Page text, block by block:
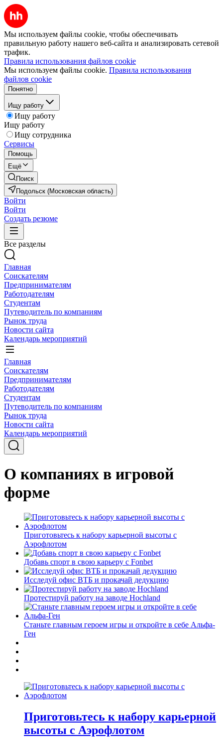
Мы используем файлы cookie, чтобы обеспечивать
правильную работу нашего веб-сайта и анализировать сетевой
трафик.
Правила использования файлов cookie
Мы используем файлы cookie. Правила использования
файлов cookie
Понятно
Ищу работу
Ищу работу
Ищу работу
Ищу сотрудника
Сервисы
Помощь
Ещё
Поиск
Подольск (Московская область)
Войти
Войти
Создать резюме
Все разделы
Главная
Соискателям
Предпринимателям
Работодателям
Студентам
Путеводитель по компаниям
Рынок труда
Новости сайта
Календарь мероприятий
Главная
Соискателям
Предпринимателям
Работодателям
Студентам
Путеводитель по компаниям
Рынок труда
Новости сайта
Календарь мероприятий
О компаниях в игровой
форме
Приготовьтесь к набору карьерной высоты с
Аэрофлотом
Добавь спорт в свою карьеру с Fonbet
Исследуй офис ВТБ и прокачай дедукцию
Протестируй работу на заводе Hochland
Станьте главным героем игры и откройте в себе Альфа-
Ген
Приготовьтесь к набору карьерной
высоты с Аэрофлотом